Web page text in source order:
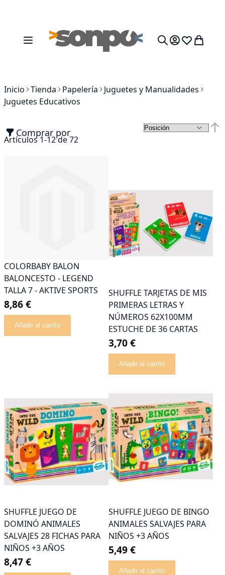
Toggle Nav Mi cesta
Inicio Tienda Papelería
Juguetes y Manualidades
Juguetes Educativos
Comprar por
Artículos1-12de72
COLORBABY BALON
BALONCESTO - LEGEND
TALLA 7 - AKTIVE SPORTS
8,86 €
Añadir al carrito
SHUFFLE TARJETAS DE MIS
PRIMERAS LETRAS Y
NÚMEROS 62X100MM
ESTUCHE DE 36 CARTAS
3,70 €
Añadir al carrito
SHUFFLE JUEGO DE
DOMINÓ ANIMALES
SALVAJES 28 FICHAS PARA
NIÑOS +3 AÑOS
8,47 €
SHUFFLE JUEGO DE BINGO
ANIMALES SALVAJES PARA
NIÑOS +3 AÑOS
5,49 €
Añadir al carrito